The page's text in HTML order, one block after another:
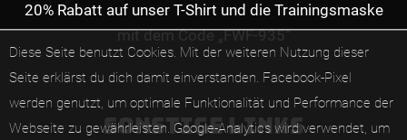
Diese Seite benutzt Cookies. Mit der weiteren Nutzung dieser
Seite erklärst du dich damit einverstanden. Facebook-Pixel
werden genutzt, um optimale Funktionalität und Performance der
Webseite zu gewährleisten. Google-Analytics wird verwendet, um
MEHR INFOS ZUM PREMIUM-
20% Rabatt auf unser T-Shirt und die Trainingsmaske
mit dem Code „FWF-935“
SONSTIGE LINKS